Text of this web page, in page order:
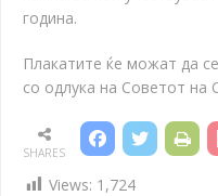
година.
Плакатите ќе можат да
со одлука на Советот на
SHARES
Views: 1,724